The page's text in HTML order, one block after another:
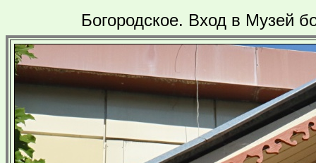
Богородское. Вход в Музей